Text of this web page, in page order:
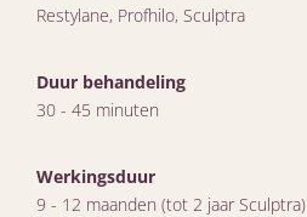
Restylane, Profhilo, Sculptra
Duur behandeling
30 - 45 minuten
Werkingsduur
9 - 12 maanden (tot 2 jaar Sculptra)